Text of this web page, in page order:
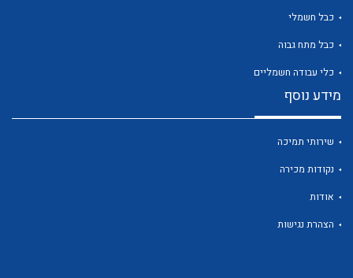
לכל מוצרי היצרןכבל חשמלי
כבל מתח גבוה
כלי עבודה חשמליים
מידע נוסף
שירותי תמיכה
נקודות מכירה
אודות
הצהרת נגישות